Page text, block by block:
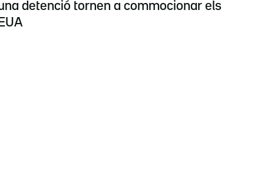
detenció tornen a commocionar els
EUA